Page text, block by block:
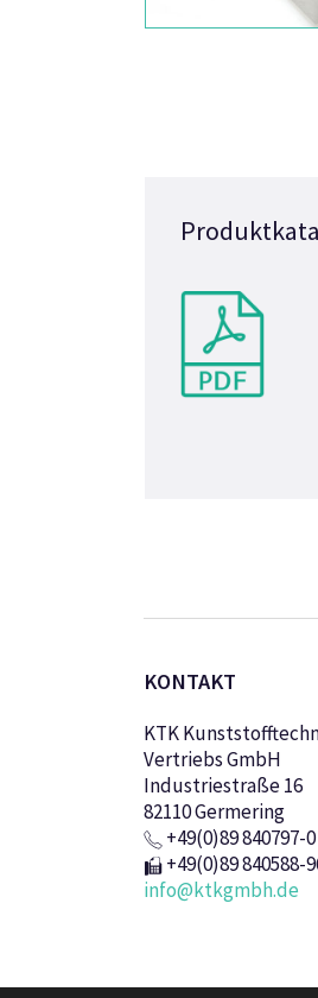
KONTAKT
KTK
Vertriebs GmbH
Industriestraße 16
82110 Germering
+49(0)89 840797-0
+49(0)89 840588-
info@ktkgmbh.de